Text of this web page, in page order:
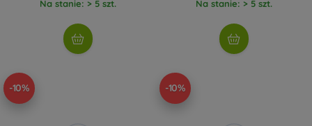
Na stanie: > 5 szt. Na stanie: > 5 szt.
-10% -10%